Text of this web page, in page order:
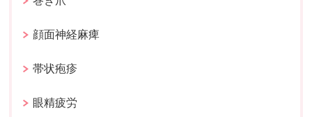
顔面神経麻痺
帯状疱疹
眼精疲労